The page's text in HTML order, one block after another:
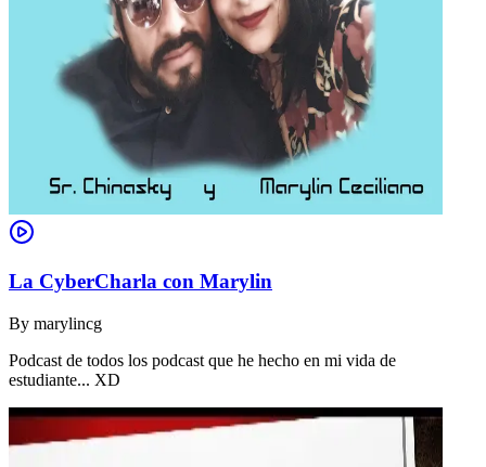
La CyberCharla con Marylin
By marylincg
Podcast de todos los podcast que he hecho en mi vida de
estudiante... XD